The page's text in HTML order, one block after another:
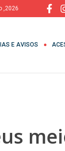
,2026
E AVISOS